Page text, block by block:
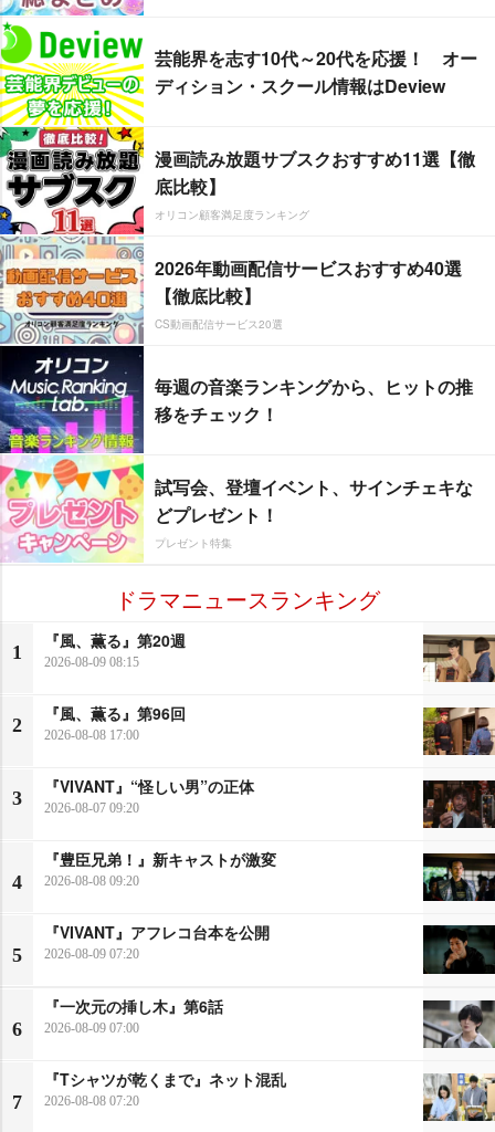
芸能界を志す10代～20代を応援！ オー
ディション・スクール情報はDeview
漫画読み放題サブスクおすすめ11選【徹
底比較】
オリコン顧客満足度ランキング
2026年動画配信サービスおすすめ40選
【徹底比較】
CS動画配信サービス20選
毎週の音楽ランキングから、ヒットの推
移をチェック！
試写会、登壇イベント、サインチェキな
どプレゼント！
プレゼント特集
ドラマニュースランキング
1
『風、薫る』第20週
2026-08-09 08:15
2
『風、薫る』第96回
2026-08-08 17:00
3
『VIVANT』“怪しい男”の正体
2026-08-07 09:20
4
『豊臣兄弟！』新キャストが激変
2026-08-08 09:20
5
『VIVANT』アフレコ台本を公開
2026-08-09 07:20
6
『一次元の挿し木』第6話
2026-08-09 07:00
7
『Tシャツが乾くまで』ネット混乱
2026-08-08 07:20